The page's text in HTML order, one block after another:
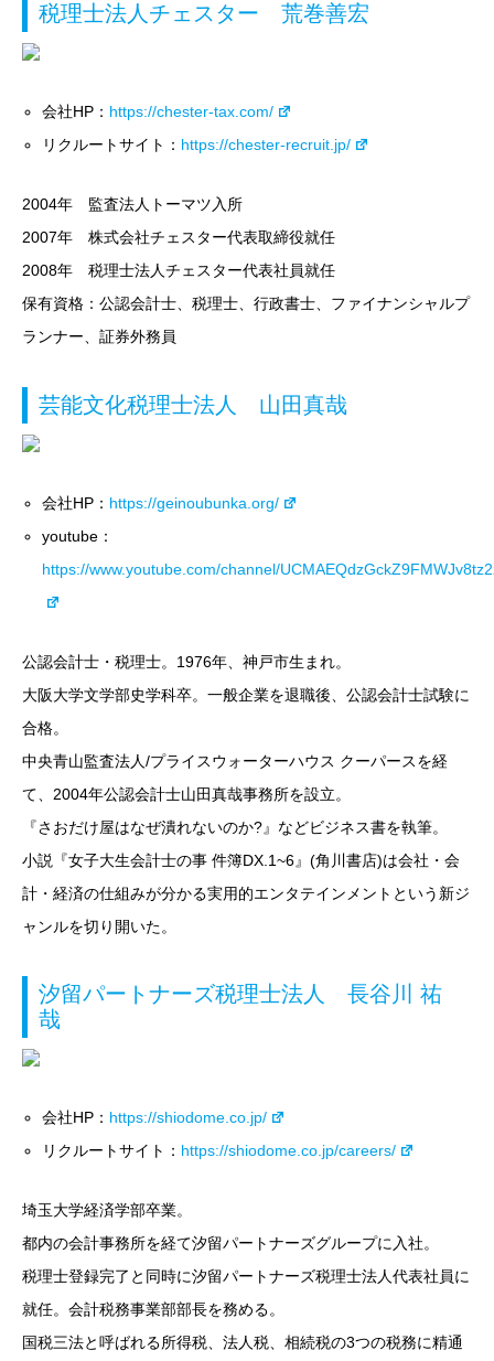
税理士法人チェスター 荒巻善宏
会社HP： https://chester-tax.com/
リクルートサイト： https://chester-recruit.jp/
2004年 監査法人トーマツ入所
2007年 株式会社チェスター代表取締役就任
2008年 税理士法人チェスター代表社員就任
保有資格：公認会計士、税理士、行政書士、ファイナンシャルプ
ランナー、証券外務員
芸能文化税理士法人 山田真哉
会社HP： https://geinoubunka.org/
youtube：
https://www.youtube.com/channel/
公認会計士・税理士。1976年、神戸市生まれ。
大阪大学文学部史学科卒。一般企業を退職後、公認会計士試験に
合格。
中央青山監査法人/プライスウォーターハウス クーパースを経
て、2004年公認会計士山田真哉事務所を設立。
『さおだけ屋はなぜ潰れないのか?』などビジネス書を執筆。
小説『女子大生会計士の事 件簿DX.1~6』(角川書店)は会社・会
計・経済の仕組みが分かる実用的エンタテインメントという新ジ
ャンルを切り開いた。
汐留パートナーズ税理士法人 長谷川 祐
哉
会社HP： https://shiodome.co.jp/
リクルートサイト： https://shiodome.co.jp/careers/
埼玉大学経済学部卒業。
都内の会計事務所を経て汐留パートナーズグループに入社。
税理士登録完了と同時に汐留パートナーズ税理士法人代表社員に
就任。会計税務事業部部長を務める。
国税三法と呼ばれる所得税、法人税、相続税の3つの税務に精通